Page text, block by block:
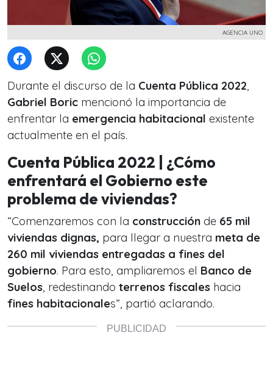
AGENCIA UNO
Durante el discurso de la Cuenta Pública 2022,
Gabriel Boric mencionó la importancia de
enfrentar la emergencia habitacional existente
actualmente en el país.
Cuenta Pública 2022 | ¿Cómo
enfrentará el Gobierno este
problema de viviendas?
“Comenzaremos con la construcción de 65 mil
viviendas dignas, para llegar a nuestra meta de
260 mil viviendas entregadas a fines del
gobierno. Para esto, ampliaremos el Banco de
Suelos, redestinando terrenos fiscales hacia
fines habitacionales”, partió aclarando.